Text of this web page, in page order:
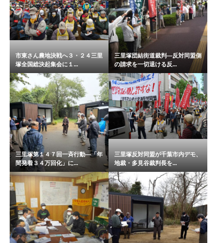
市東さん農地決戦へ３・２４三里
塚全国総決起集会に１...
三里塚団結街道裁判―反対同盟側
の請求を一切退ける反...
三里塚第１４７回一斉行動―「年
間発着３４万回化」に...
三里塚反対同盟が千葉市内デモ、
地裁・多見谷裁判長を...